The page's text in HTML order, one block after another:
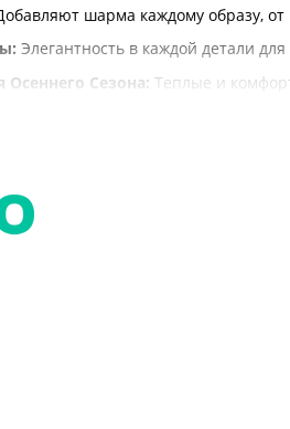
шарма каждому образу, от
Элегантность в каждой детали
Осеннего Сезона: Теплые и